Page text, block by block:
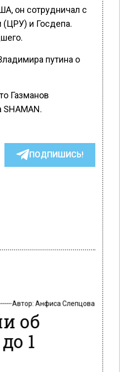
он сотрудничал с
и Госдепа.
путина о
Газманов
ПОДПИШИСЬ!
Автор: Анфиса Слепцова
об
1